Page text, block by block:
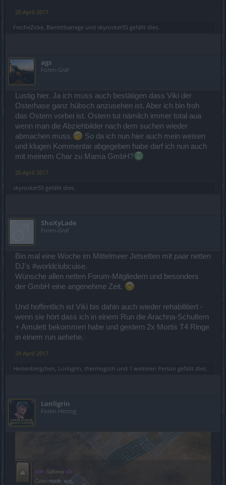
20 April 2017
FrecheZicke, Barrettbarrage und skyrocker55 gefällt dies.
ags
Foren-Graf
Lustig hier. Ja ich muss auch bestätigen dass Viki der
Osterhase ganz hübsch anzusehen ist. Aber ich bin froh
das Ostern vorbei ist. Ostern tut nämlich immer total aua
wenn man die Abziehbilder nach dem suchen wieder
abmachen muss.
So da ich nun hier auch mein weisen
und klugen Kommentar abgegeben habe darf ich nun auch
mit meinem Char zu Mama GmbH?
20 April 2017
skyrocker55 gefällt dies.
ShoXyLade
Foren-Graf
Bin mal eine Woche im Mittelmeer Jetsetten mit paar netten
DJ's #worldclubcuise.
Wünsche allen netten Forum-Mitgliedern und besonders
der GmbH eine angenehme Zeit.
Und hoffentlich ist Viki bis dahin auch wieder rehabilitiert -
wenn sie hört dass ich in einem Run die Arachna-Schultern
+ Amulett bekommen habe und gestern 2x Mortis T4 Ringe
in einem run aehehe.
24 April 2017
Heisenbergchen, Lonligrin, thermogoth und 1 weiteren Person gefällt dies.
Lonligrin
Foren-Herzog